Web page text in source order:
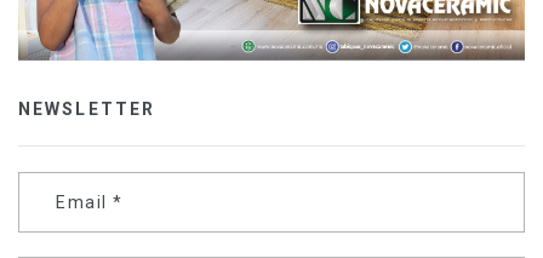
NEWSLETTER
Email *